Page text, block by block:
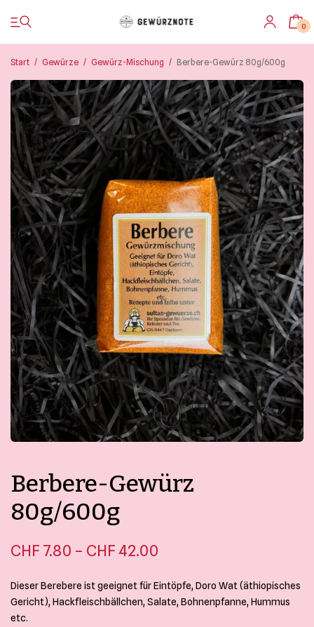
0
Start / Gewürze / Gewürz-Mischung / Berbere-Gewürz 80g/600g
Berbere-Gewürz
80g/600g
CHF 7.80 – CHF42.00
CHF 42.00
Dieser Berebere ist geeignet für Eintöpfe, Doro Wat (äthiopisches
Gericht), Hackfleischbällchen, Salate, Bohnenpfanne, Hummus
etc.
Startseite
Shop
Bistro
Blog & Rezepte
Impressionen
Über uns
Kontakt
Mein Konto
Merkliste
Bestellungen und Rücksendungen
Impressum